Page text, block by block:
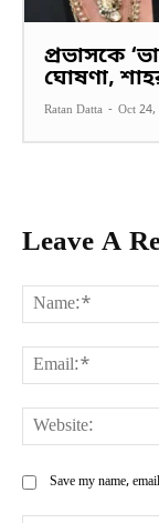
প্রভাসকে
ঘোষণা,
Ratan Datta - Oct 24,
Leave A
Save my name,